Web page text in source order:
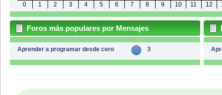
0 1 2 3 4 5 6 7 8 9 10 11 12
Foros más populares por Mensajes
Aprender a programar desde cero 3